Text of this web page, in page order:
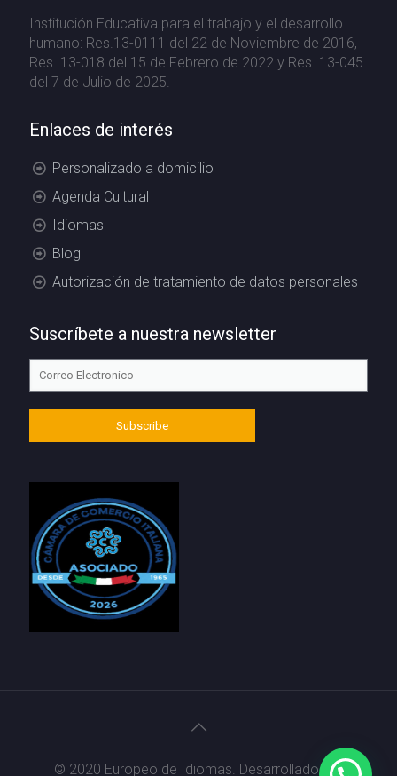
Institución Educativa para el trabajo y el desarrollo
humano: Res.13-0111 del 22 de Noviembre de 2016,
Res. 13-018 del 15 de Febrero de 2022 y Res. 13-045
del 7 de Julio de 2025.
Enlaces de interés
Personalizado a domicilio
Agenda Cultural
Idiomas
Blog
Autorización de tratamiento de datos personales
Suscríbete a nuestra newsletter
© 2020 Europeo de Idiomas. Desarrollado por